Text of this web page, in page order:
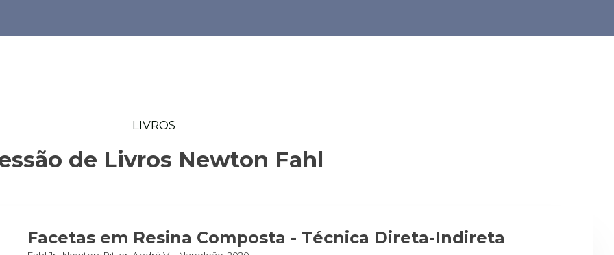
LIVROS
de Livros Newton Fahl
Facetas em Resina Composta - Técnica Direta-Indireta